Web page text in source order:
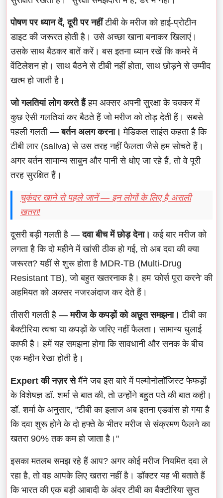
पोषण पर ध्यान दें, दूरी पर नहींटीबी के मरीज को हाई-प्रोटीन
डाइट की जरूरत होती है। उसे अच्छा खाना बनाकर खिलाएं।
उसके साथ बैठकर बातें करें। बस इतना ध्यान रखें कि कमरे में
वेंटिलेशन हो। साथ बैठने से टीबी नहीं होता, साथ छोड़ने से उम्मीद
खत्म हो जाती है।
जो गलतियां लोग करते हैंहम अक्सर अपनी सुरक्षा के चक्कर में
कुछ ऐसी गलतियां कर बैठते हैं जो मरीज को तोड़ देती हैं। सबसे
पहली गलती —बर्तन अलग करना। मेडिकल साइंस कहता है कि
टीबी लार (saliva) से उस तरह नहीं फैलता जैसे हम सोचते हैं।
अगर बर्तन सामान्य साबुन और पानी से धोए जा रहे हैं, तो वे पूरी
तरह सुरक्षित हैं।
चुकंदर खाने से पहले जानें — इन लोगों के लिए है असली
खतरा!
दूसरी बड़ी गलती है —दवा बीच में छोड़ देना। कई बार मरीज को
लगता है कि दो महीने में खांसी ठीक हो गई, तो अब दवा की क्या
जरूरत? यहीं से शुरू होता है MDR-TB (Multi-Drug
Resistant TB), जो बहुत खतरनाक है। हम 'कोर्स पूरा करने' की
अहमियत को अक्सर नजरअंदाज कर देते हैं।
तीसरी गलती है —मरीज के कपड़ों को अछूत समझना। टीबी का
बैक्टीरिया त्वचा या कपड़ों के जरिए नहीं फैलता। सामान्य धुलाई
काफी है। हमें यह समझना होगा कि सावधानी और सनक के बीच
एक महीन रेखा होती है।
Expert की नज़र सेमैंने जब इस बारे में पल्मोनोलॉजिस्ट फेफड़ों
के विशेषज्ञ डॉ. शर्मा से बात की, तो उन्होंने बहुत पते की बात कही।
डॉ. शर्मा के अनुसार, "टीबी का इलाज अब इतना एडवांस हो गया है
कि दवा शुरू होने के दो हफ्ते के भीतर मरीज से संक्रमण फैलने का
खतरा 90% तक कम हो जाता है।"
इसका मतलब समझ रहे हैं आप? अगर कोई मरीज नियमित दवा ले
रहा है, तो वह आपके लिए खतरा नहीं है। डॉक्टर यह भी बताते हैं
कि भारत की एक बड़ी आबादी के अंदर टीबी का बैक्टीरिया सुप्त